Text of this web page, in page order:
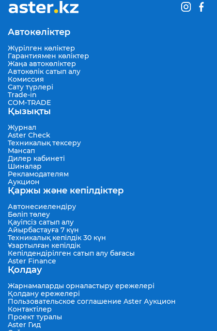
Автокөліктер
Жүрілген көліктер
Гарантиямен көліктер
Жаңа автокөліктер
Автокөлік сатып алу
Комиссия
Сату түрлері
Trade-in
COM-TRADE
Қызықты
Журнал
Aster Check
Техникалық тексеру
Мансап
Дилер кабинеті
Шиналар
Рекламодателям
Аукцион
Қаржы және кепілдіктер
Автонесиелендіру
Бөліп төлеу
Қауіпсіз сатып алу
Айырбастауға 7 күн
Техникалық кепілдік 30 күн
Ұзартылған кепілдік
Кепілдендірілген сатып алу бағасы
Aster Finance
Қолдау
Жарнамаларды орналастыру ережелері
Қолдану ережелері
Пользовательское соглашение Aster Аукцион
Контактілер
Проект туралы
Aster Гид